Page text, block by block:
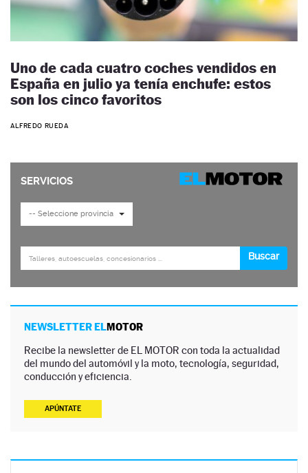
Uno de cada cuatro coches vendidos en
España en julio ya tenía enchufe: estos
son los cinco favoritos
ALFREDO RUEDA
NEWSLETTER ELMOTOR
Recibe la newsletter de EL MOTOR con toda la actualidad
del mundo del automóvil y la moto, tecnología, seguridad,
conducción y eficiencia.
APÚNTATE